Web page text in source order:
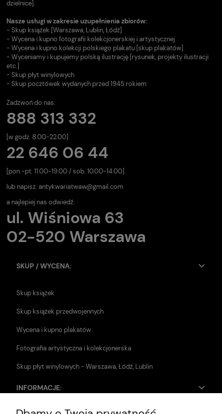
dzielnice].
Nasze usługi w zakresie uzupełnienia zbiorów:
- Skup książek [Warszawa, Lublin, Łódź]
- Wycena i kupno fotografii kolekcjonerskiej i artystycznej
- Wycena i kupno kolekcji polskiego plakatu [skup plakatów]
- Wyceniamy i kupujemy polską ilustrację [rysunek, projekty ilustracji
etc.]
- Skup płyt winylowych
- Skup pocztówek wydanych przed 1945 rokiem
Zadzwoń do nas:
888 313 332
[w godz. 8.00-22.00]
22 646 06 44
[pon.-pt. 11.00-19.00 / sob. 10.00-14.00].
lub napisz: antykwariatwaw@gmail.com
a najlepiej nas odwiedź:
ul. Wiśniowa 63
02-520 Warszawa
SKUP / WYCENA:
Skup książek
Skup książek przedwojennych
Wycena i kupno plakatów
Fotografia artystyczna i kolekcjonerska
Skup płyt winylowych - Warszawa, Łódź, Lublin
INFORMACJE: